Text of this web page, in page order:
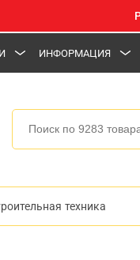
ИНФОРМАЦИЯ
техника